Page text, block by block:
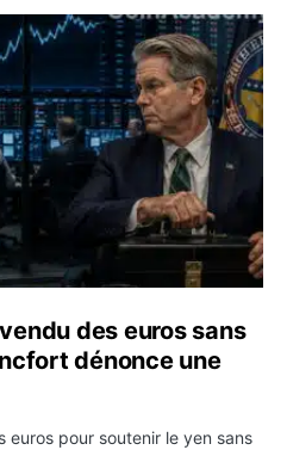
des euros sans prévenir la
des euros sans
dénonce une
euros pour soutenir le yen sans